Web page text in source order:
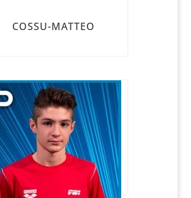
COSSU-MATTEO